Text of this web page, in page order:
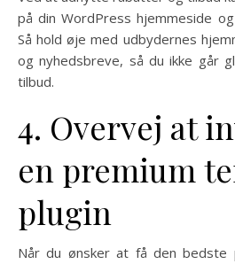
på din WordPress hjemmeside
Så hold øje med udbydernes
og nyhedsbreve, så du ikke går
tilbud.
4. Overvej at
en premium
plugin
Når du ønsker at få den bedste